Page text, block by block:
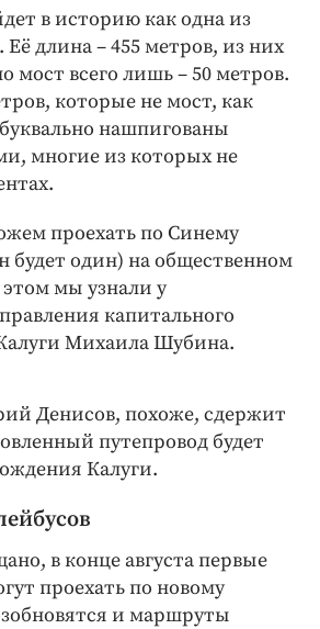
в историю как одна из
длина – 455 метров, из них
мост всего лишь – 50 метров.
которые не мост, как
нашпигованы
многие из которых не
проехать по Синему
будет один) на общественном
мы узнали у
капитального
Михаила Шубина.
Денисов, похоже, сдержит
путепровод будет
Калуги.
в конце августа первые
проехать по новому
и маршруты